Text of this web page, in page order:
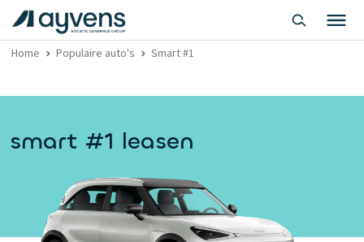
Home Populaire auto's Smart #1
smart #1 leasen